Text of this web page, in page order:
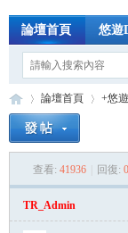
論壇首頁 悠遊
論壇首頁
›
+悠
查看: 41936 回復: 0
TR_Admin